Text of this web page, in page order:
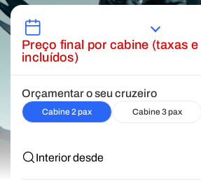
Preço final por cabine (taxas
incluídos)
Orçamentar o seu cruzeiro
Cabine 2 pax Cabine 3 pax
Interior desde